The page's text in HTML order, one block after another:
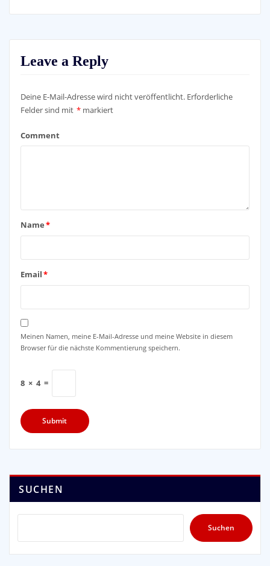
Leave a Reply
Deine E-Mail-Adresse wird nicht veröffentlicht. Erforderliche
Felder sind mit * markiert
Comment
Name*
Email*
Meinen Namen, meine E-Mail-Adresse und meine Website in diesem
Browser für die nächste Kommentierung speichern.
8 × 4 =
SUCHEN
Suchen